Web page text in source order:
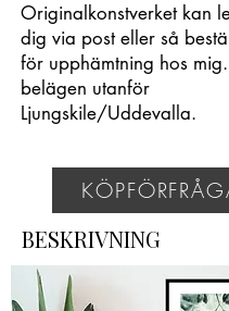
Originalkonstverket kan
dig via post eller så
för upphämtning hos
belägen utanför
Ljungskile/Uddevalla.
BESKRIVNING